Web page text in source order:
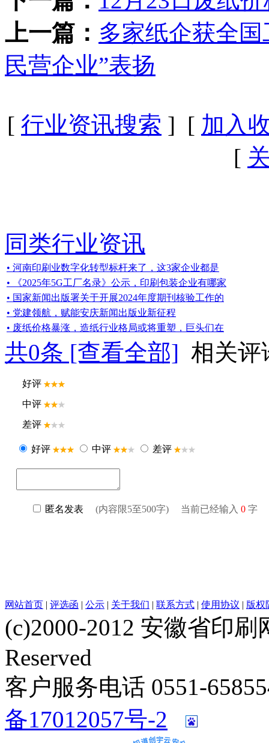
上一篇： 多家纸企获全
民营企业”表扬
[ 行业资讯搜索 ] [ 加入
[
同类行业资讯
• 河南印刷业数字化转型标杆来了，这3家企业都是
• 《2025年5G工厂名录》公示，印刷包装企业有哪家
• 国家新闻出版署关于开展2024年度期刊核验工作的
• 党建领航，赋能安庆新闻出版业新征程
• 废纸价格暴涨，造纸行业格局或将重塑，巨头们在
共0条 [查看全部] 相关评
网站首页 | 评选函 | 公示 | 关于我们 | 联系方式 | 使用协议 | 版权
(c)2000-2012 安徽省印刷
Reserved
客户服务电话 0551-
备17012057号-2